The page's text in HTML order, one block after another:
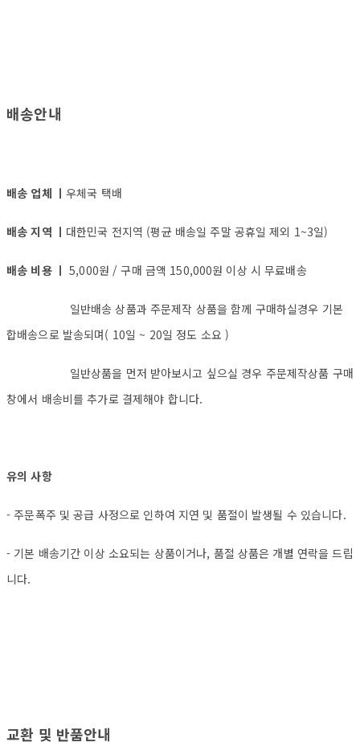
배송안내
배송 업체 ㅣ 우체국 택배
배송 지역 ㅣ 대한민국 전지역 (평균 배송일 주말 공휴일 제외 1~3일)
배송 비용 ㅣ5,000원 / 구매 금액 150,000원 이상 시 무료배송
일반배송 상품과 주문제작 상품을 함께 구매하실경우 기본
합배송으로 발송되며( 10일 ~ 20일 정도 소요 )
일반상품을 먼저 받아보시고 싶으실 경우 주문제작상품 구매
창에서 배송비를 추가로 결제해야 합니다.
유의 사항
- 주문폭주 및 공급 사정으로 인하여 지연 및 품절이 발생될 수 있습니다.
- 기본 배송기간 이상 소요되는 상품이거나, 품절 상품은 개별 연락을 드립
니다.
교환 및 반품안내